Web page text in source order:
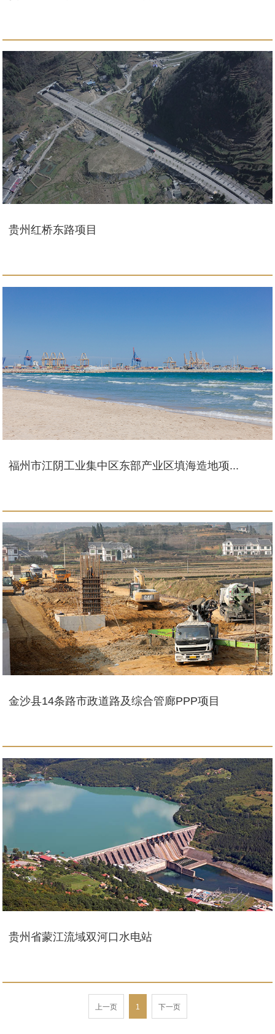
贵州红桥东路项目
福州市江阴工业集中区东部产业区填海造地项...
金沙县14条路市政道路及综合管廊PPP项目
贵州省蒙江流域双河口水电站
上一页 1 下一页